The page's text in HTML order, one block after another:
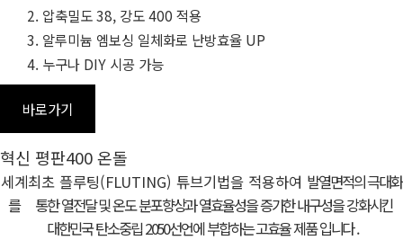
압축밀도 38, 강도 400 적용
알루미늄 엠보싱 일체화로 난방효율 UP
누구나 DIY 시공 가능
바로가기
혁신 평판400 온돌
세계최초 플루팅(FLUTING) 튜브기법을 적용하여 발열면적의 극대화
를 통한열전달 및 온도 분포향상과 열효율성을 증가한 내구성을 강화시킨
대한민국 탄소중립 2050선언에 부합하는 고효율 제품 입니다.